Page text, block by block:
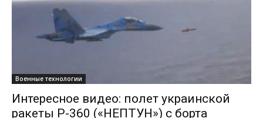
Военные технологии
Интересное видео: полет украинской
ракеты Р-360 («НЕПТУН») с борта